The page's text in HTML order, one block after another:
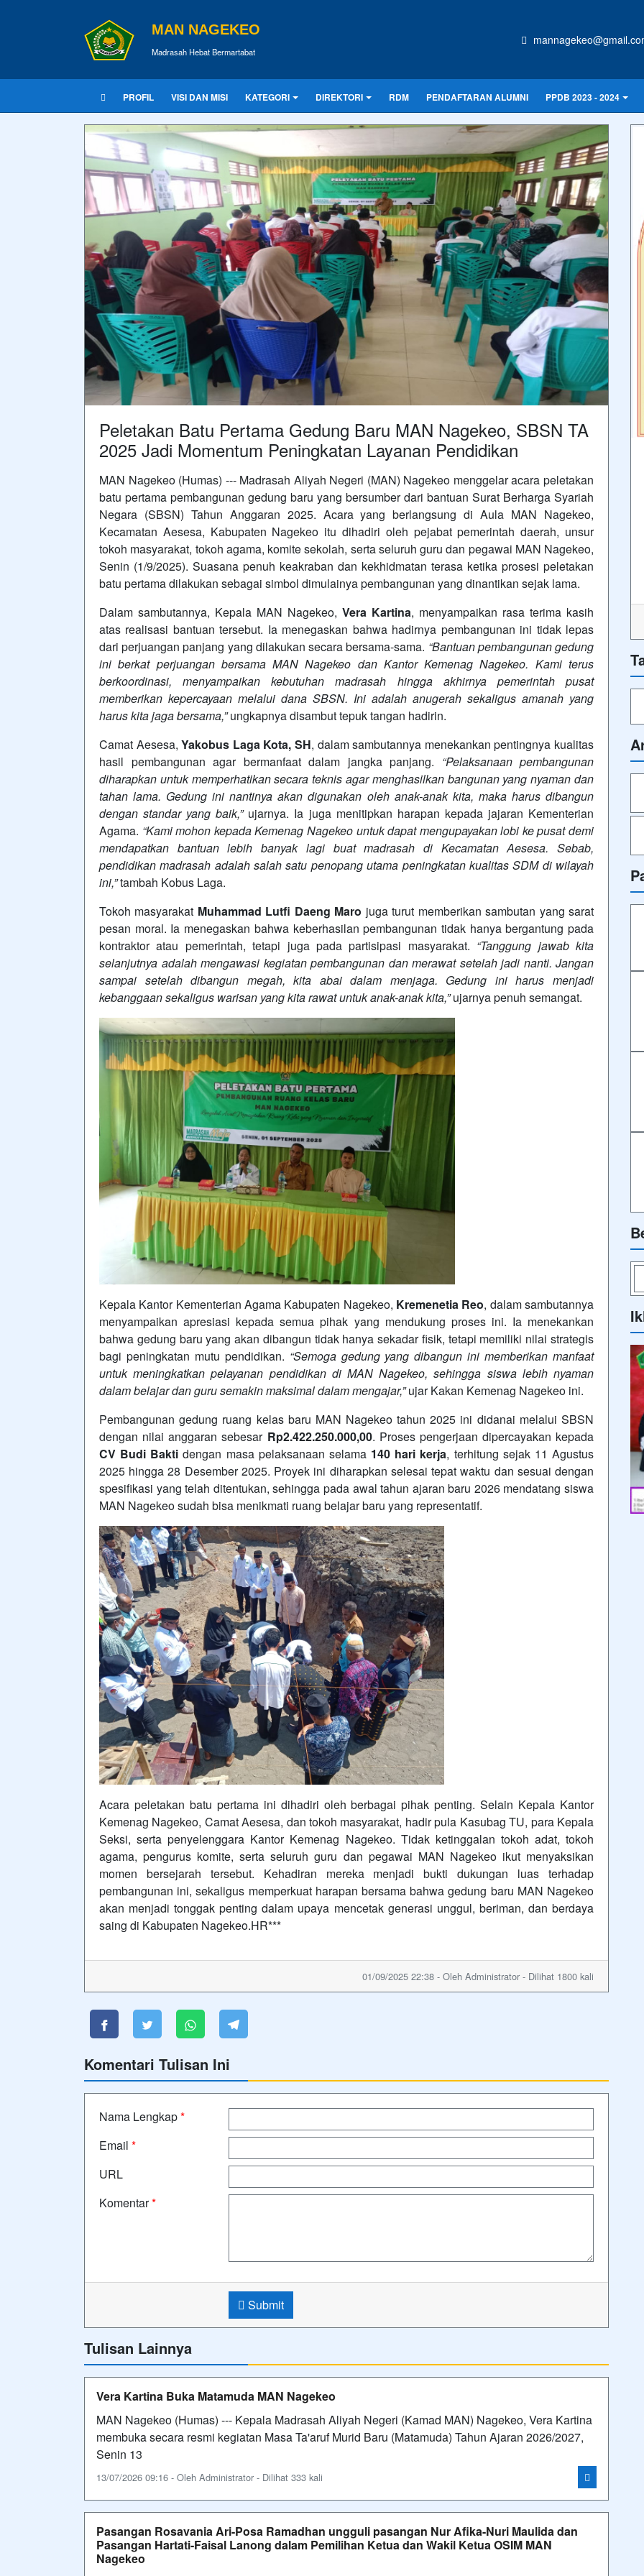
MAN NAGEKEO
Madrasah Hebat Bermartabat
PROFIL VISI DAN MISI KATEGORI DIREKTORI RDM PENDAFTARAN ALUMNI PPDB 2023 - 2024
Peletakan Batu Pertama Gedung Baru MAN Nagekeo, SBSN TA
2025 Jadi Momentum Peningkatan Layanan Pendidikan
MAN Nagekeo (Humas) --- Madrasah Aliyah Negeri (MAN) Nagekeo menggelar acara peletakan
batu pertama pembangunan gedung baru yang bersumber dari bantuan Surat Berharga Syariah
Negara (SBSN) Tahun Anggaran 2025. Acara yang berlangsung di Aula MAN Nagekeo,
Kecamatan Aesesa, Kabupaten Nagekeo itu dihadiri oleh pejabat pemerintah daerah, unsur
tokoh masyarakat, tokoh agama, komite sekolah, serta seluruh guru dan pegawai MAN Nagekeo,
Senin (1/9/2025). Suasana penuh keakraban dan kekhidmatan terasa ketika prosesi peletakan
batu pertama dilakukan sebagai simbol dimulainya pembangunan yang dinantikan sejak lama.
Dalam sambutannya, Kepala MAN Nagekeo, Vera Kartina, menyampaikan rasa terima kasih
atas realisasi bantuan tersebut. Ia menegaskan bahwa hadirnya pembangunan ini tidak lepas
dari perjuangan panjang yang dilakukan secara bersama-sama. “Bantuan pembangunan gedung
ini berkat perjuangan bersama MAN Nagekeo dan Kantor Kemenag Nagekeo. Kami terus
berkoordinasi, menyampaikan kebutuhan madrasah hingga akhirnya pemerintah pusat
memberikan kepercayaan melalui dana SBSN. Ini adalah anugerah sekaligus amanah yang
harus kita jaga bersama,”ungkapnya disambut tepuk tangan hadirin.
Camat Aesesa,Yakobus Laga Kota, SH, dalam sambutannya menekankan pentingnya kualitas
hasil pembangunan agar bermanfaat dalam jangka panjang. “Pelaksanaan pembangunan
diharapkan untuk memperhatikan secara teknis agar menghasilkan bangunan yang nyaman dan
tahan lama. Gedung ini nantinya akan digunakan oleh anak-anak kita, maka harus dibangun
dengan standar yang baik,”ujarnya. Ia juga menitipkan harapan kepada jajaran Kementerian
Agama. “Kami mohon kepada Kemenag Nagekeo untuk dapat mengupayakan lobi ke pusat demi
mendapatkan bantuan lebih banyak lagi buat madrasah di Kecamatan Aesesa. Sebab,
pendidikan madrasah adalah salah satu penopang utama peningkatan kualitas SDM di wilayah
ini,”tambah Kobus Laga.
Tokoh masyarakat Muhammad Lutfi Daeng Maro juga turut memberikan sambutan yang sarat
pesan moral. Ia menegaskan bahwa keberhasilan pembangunan tidak hanya bergantung pada
kontraktor atau pemerintah, tetapi juga pada partisipasi masyarakat. “Tanggung jawab kita
selanjutnya adalah mengawasi kegiatan pembangunan dan merawat setelah jadi nanti. Jangan
sampai setelah dibangun megah, kita abai dalam menjaga. Gedung ini harus menjadi
kebanggaan sekaligus warisan yang kita rawat untuk anak-anak kita,”ujarnya penuh semangat.
Kepala Kantor Kementerian Agama Kabupaten Nagekeo, Kremenetia Reo, dalam sambutannya
menyampaikan apresiasi kepada semua pihak yang mendukung proses ini. Ia menekankan
bahwa gedung baru yang akan dibangun tidak hanya sekadar fisik, tetapi memiliki nilai strategis
bagi peningkatan mutu pendidikan. “Semoga gedung yang dibangun ini memberikan manfaat
untuk meningkatkan pelayanan pendidikan di MAN Nagekeo, sehingga siswa lebih nyaman
dalam belajar dan guru semakin maksimal dalam mengajar,”ujar Kakan Kemenag Nagekeo ini.
Pembangunan gedung ruang kelas baru MAN Nagekeo tahun 2025 ini didanai melalui SBSN
dengan nilai anggaran sebesar Rp2.422.250.000,00. Proses pengerjaan dipercayakan kepada
CV Budi Bakti dengan masa pelaksanaan selama 140 hari kerja, terhitung sejak 11 Agustus
2025 hingga 28 Desember 2025. Proyek ini diharapkan selesai tepat waktu dan sesuai dengan
spesifikasi yang telah ditentukan, sehingga pada awal tahun ajaran baru 2026 mendatang siswa
MAN Nagekeo sudah bisa menikmati ruang belajar baru yang representatif.
Acara peletakan batu pertama ini dihadiri oleh berbagai pihak penting. Selain Kepala Kantor
Kemenag Nagekeo, Camat Aesesa, dan tokoh masyarakat, hadir pula Kasubag TU, para Kepala
Seksi, serta penyelenggara Kantor Kemenag Nagekeo. Tidak ketinggalan tokoh adat, tokoh
agama, pengurus komite, serta seluruh guru dan pegawai MAN Nagekeo ikut menyaksikan
momen bersejarah tersebut. Kehadiran mereka menjadi bukti dukungan luas terhadap
pembangunan ini, sekaligus memperkuat harapan bersama bahwa gedung baru MAN Nagekeo
akan menjadi tonggak penting dalam upaya mencetak generasi unggul, beriman, dan berdaya
saing di Kabupaten Nagekeo.HR***
01/09/2025 22:38 - Oleh Administrator - Dilihat 1800 kali
Komentari Tulisan Ini
Nama Lengkap*
Email *
URL
Komentar*
Submit
Tulisan Lainnya
Vera Kartina Buka Matamuda MAN Nagekeo
MAN Nagekeo (Humas) --- Kepala Madrasah Aliyah Negeri (Kamad MAN) Nagekeo, Vera Kartina
membuka secara resmi kegiatan Masa Ta'aruf Murid Baru (Matamuda) Tahun Ajaran 2026/2027,
Senin 13
13/07/2026 09:16 - Oleh Administrator - Dilihat 333 kali
Pasangan Rosavania Ari-Posa Ramadhan ungguli pasangan Nur Afika-Nuri Maulida dan
Pasangan Hartati-Faisal Lanong dalam Pemilihan Ketua dan Wakil Ketua OSIM MAN
Nagekeo